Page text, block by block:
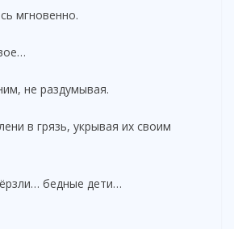
мгновенно.
не раздумывая.
в грязь, укрывая их своим
бедные дети…